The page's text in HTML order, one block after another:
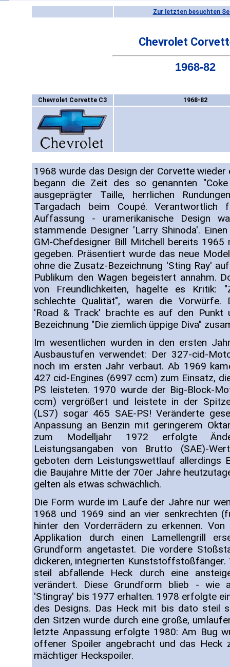
Zur letzten besuchten
Chevrolet
1968-82
Chevrolet Corvette C3 1968-82
1968 wurde das Design der Corvette wieder
begann die Zeit des so genannten
ausgeprägter Taille, herrlichen
Targadach beim Coupé.
Auffassung - uramerikanische Design
stammende Designer 'Larry Shinoda'.
GM-Chefdesigner Bill Mitchell bereits
gegeben. Präsentiert wurde das neue
ohne die Zusatz-Bezeichnung 'Sting Ray'
Publikum den Wagen begeistert annahm.
von Freundlichkeiten, hagelte es Kritik:
schlechte Qualität", waren die Vorwürfe.
'Road & Track' brachte es auf den
Bezeichnung "Die ziemlich üppige Diva"
Im wesentlichen wurden in den ersten
Ausbaustufen verwendet: Der 327-cid-
noch im ersten Jahr verbaut. Ab 1969
427 cid-Engines (6997 ccm) zum Einsatz,
PS leisteten. 1970 wurde der Big-Block-
ccm) vergrößert und leistete in der
(LS7) sogar 465 SAE-PS! Veränderte
Anpassung an Benzin mit geringerem
zum Modelljahr 1972 erfolgte
Leistungsangaben von Brutto (SAE)-
geboten dem Leistungswettlauf allerdings
die Baujahre Mitte der 70er Jahre
gelten als etwas schwächlich.
Die Form wurde im Laufe der Jahre nur
1968 und 1969 sind an vier senkrechten
hinter den Vorderrädern zu erkennen.
Applikation durch einen Lamellengrill
Grundform angetastet. Die vordere
dickeren, integrierten Kunststoffstoßfänger.
steil abfallende Heck durch eine
verändert. Diese Grundform blieb - wie
'Stingray' bis 1977 erhalten. 1978 erfolgte
des Designs. Das Heck mit bis dato steil
den Sitzen wurde durch eine große,
letzte Anpassung erfolgte 1980: Am Bug
offener Spoiler angebracht und das Heck
mächtiger Heckspoiler.